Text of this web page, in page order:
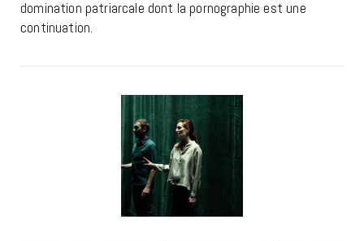
domination patriarcale dont la pornographie est une
continuation.